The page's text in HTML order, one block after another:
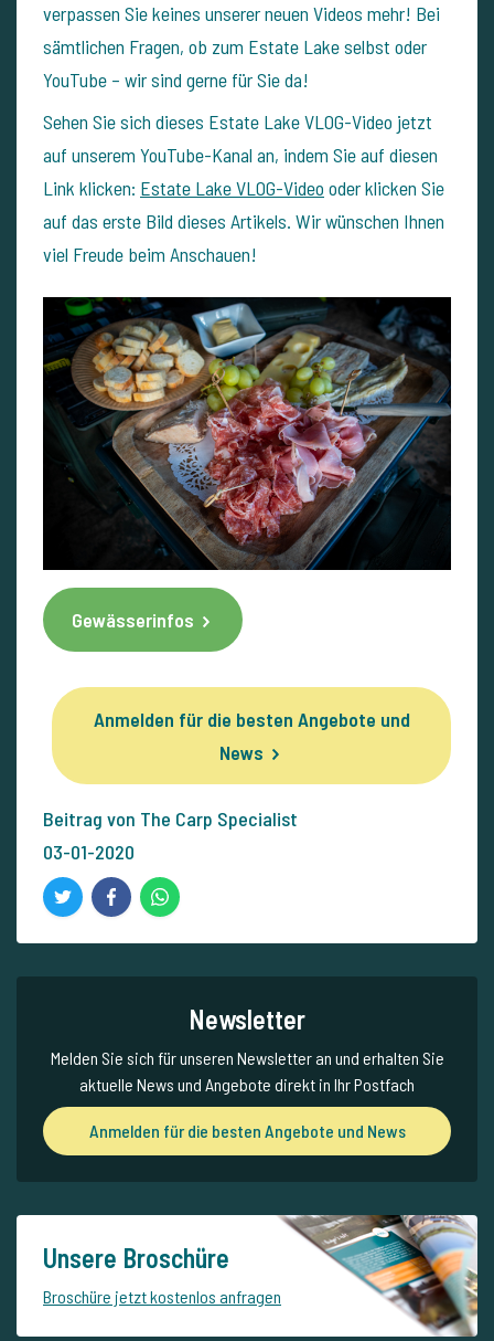
verpassen Sie keines unserer neuen Videos mehr! Bei
sämtlichen Fragen, ob zum Estate Lake selbst oder
YouTube – wir sind gerne für Sie da!
Sehen Sie sich dieses Estate Lake VLOG-Video jetzt
auf unserem YouTube-Kanal an, indem Sie auf diesen
Link klicken: Estate Lake VLOG-Video oder klicken Sie
auf das erste Bild dieses Artikels. Wir wünschen Ihnen
viel Freude beim Anschauen!
Gewässerinfos
Anmelden für die besten Angebote und
News
Beitrag von The Carp Specialist
03-01-2020
Newsletter
Melden Sie sich für unseren Newsletter an und erhalten Sie
aktuelle News und Angebote direkt in Ihr Postfach
Anmelden für die besten Angebote und News
Unsere Broschüre
Broschüre jetzt kostenlos anfragen